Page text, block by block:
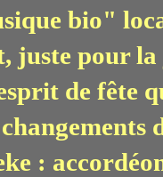
bio"
juste pour la
de fête
: